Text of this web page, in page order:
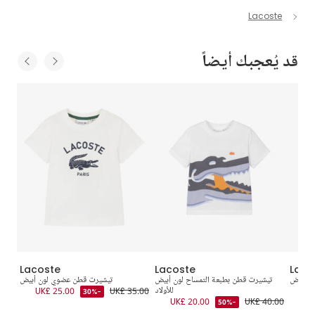
Lacoste
قد يُعجبك أيضاً
Lacoste
تيشيرت قطن عضوي لون أبيض
UK£ 35.00
-30%
UK£ 25.00
Lacoste
تيشيرت قطن بطبعة التمساح لون أبيض
للأولاد
UK£ 40.00
-50%
UK£ 20.00
أبيض